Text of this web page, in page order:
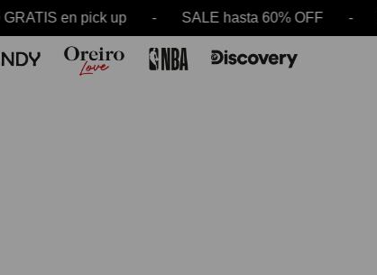
en pick up - SALE hasta 60% OFF -